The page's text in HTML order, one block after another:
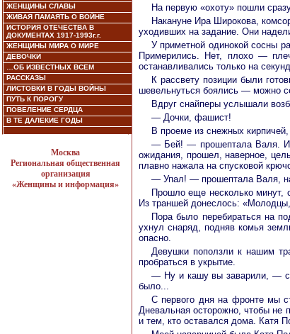
ЖЕНЩИНЫ СЛАВЫ
ЖИВАЯ ПАМАЯТЬ О ВОЙНЕ
ИСТОРИЯ ОТЕЧЕСТВА В
ДОКУМЕНТАХ 1917-1993г.г.
ЖЕНЩИНЫ МИРА О МИРЕ
ДЕВОЧКИ
…ОБ ИЗВЕСТНЫХ ВСЕМ
РАССКАЗЫ
ЛИСТОВКИ В ГОДЫ ВОЙНЫ
ПУТЬ К ПОРОГУ
ПОВЕЛЕНИЕ СЕРДЦА
В ТЕ ДАЛЕКИЕ ГОДЫ
Москва
Региональная общественная
организация
«Женщины и информация»
На первую «охоту» пошли
Накануне Ира Широкова,
уходивших на задание. Они
У приметной одинокой сосны
Примерились. Нет, плохо —
останавливались только на
К рассвету позиции были
шевельнуться боялись — можно
Вдруг снайперы услышали
— Дочки, фашист!
В проеме из снежных
— Бей! — прошептала Валя. И
ожидания, прошел, наверное,
плавно нажала на спусковой
— Упал! — прошептала Валя,
Прошло еще несколько минут,
Из траншей донеслось:
Пора было перебираться на
ухнул снаряд, подняв комья
опасно.
Девушки поползли к нашим
пробраться в укрытие.
— Ну и кашу вы заварили, —
было...
С первого дня на фронте мы
Дневальная осторожно, чтобы не
и тем, кто оставался дома. Катя